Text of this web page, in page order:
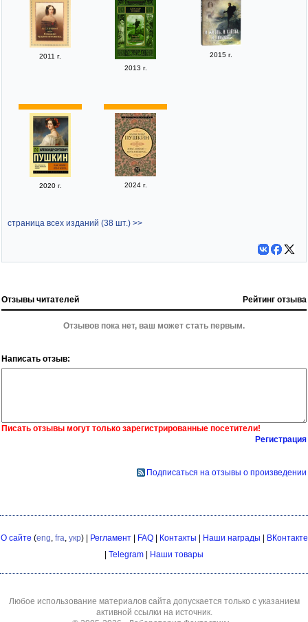
2011 г.
2013 г.
2015 г.
2020 г. 2024 г.
страница всех изданий (38 шт.) >>
Отзывы читателей Рейтинг отзыва
Отзывов пока нет, ваш может стать первым.
Написать отзыв:
Писать отзывы могут только зарегистрированные посетители!
Регистрация
Подписаться на отзывы о произведении
О сайте (eng fra укр) | Регламент| FAQ| Контакты | Наши награды | ВКонтакте
| Telegram | Наши товары
Любое использование материалов сайта допускается только с указанием
активной ссылки на источник.